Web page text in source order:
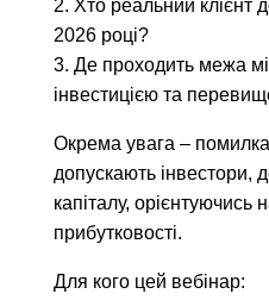
2. Хто реальний клієнт
2026 році?
3. Де проходить межа
інвестицією та
Окрема увага –
допускають інвестори,
капіталу, орієнтуючись
прибутковості.
Для кого цей вебінар: